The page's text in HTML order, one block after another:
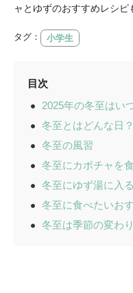
ャとゆずのおすすめレシピ
タグ： 小学生
目次
2025年の冬至はい
冬至とはどんな日？
冬至の風習
冬至にカボチャを
冬至にゆず湯に入
冬至に食べたいお
冬至は季節の変わ